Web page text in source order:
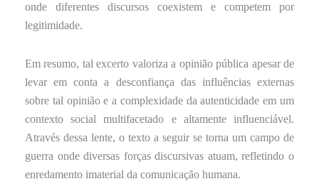
onde diferentes discursos coexistem e competem por
legitimidade.
Em resumo, tal excerto valoriza a opinião pública apesar de
levar em conta a desconfiança das influências externas
sobre tal opinião e a complexidade da autenticidade em um
contexto social multifacetado e altamente influenciável.
Através dessa lente, o texto a seguir se torna um campo de
guerra onde diversas forças discursivas atuam, refletindo o
enredamento imaterial da comunicação humana.